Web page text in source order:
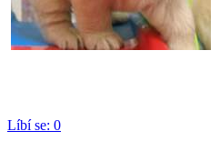
Líbí se: 0